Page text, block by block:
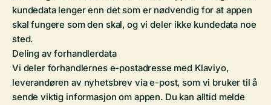
kundedata lenger enn det som er nødvendig for at appen
skal fungere som den skal, og vi deler ikke kundedata noe
sted.
Deling av forhandlerdata
Vi deler forhandlernes e-postadresse med Klaviyo,
leverandøren av nyhetsbrev via e-post, som vi bruker til å
sende viktig informasjon om appen. Du kan alltid melde